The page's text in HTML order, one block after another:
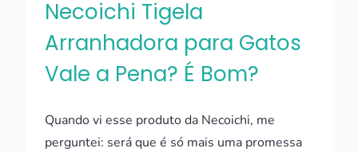
Necoichi Tigela
Arranhadora para Gatos
Vale a Pena? É Bom?
Quando vi esse produto da Necoichi, me
perguntei: será que é só mais uma promessa